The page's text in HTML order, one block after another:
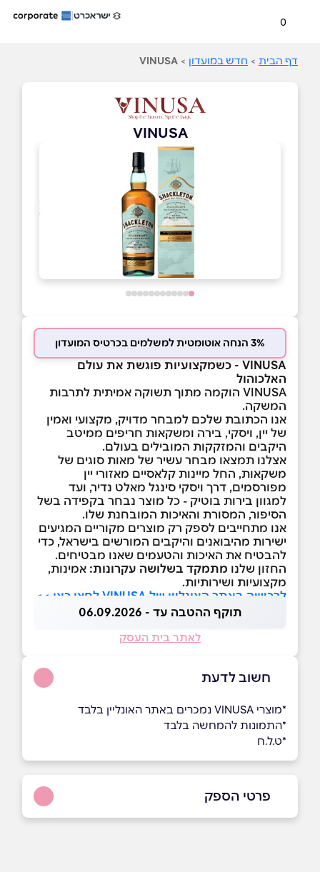
0
דף הבית > חדש במועדון >
VINUSA
VINUSA
3% הנחה אוטומטית למשלמים בכרטיס המועדון
VINUSA - כשמקצועיות פוגשת את עולם
האלכוהול
VINUSA הוקמה מתוך תשוקה אמיתית לתרבות
המשקה.
אנו הכתובת שלכם למבחר מדויק, מקצועי ואמין
של יין, ויסקי, בירה ומשקאות חריפים ממיטב
היקבים והמזקקות המובילים בעולם.
אצלנו תמצאו מבחר עשיר של מאות סוגים של
משקאות, החל מיינות קלאסיים מאזורי יין
מפורסמים, דרך ויסקי סינגל מאלט נדיר, ועד
למגוון בירות בוטיק - כל מוצר נבחר בקפידה בשל
הסיפור, המסורת והאיכות המובחנת שלו.
אנו מתחייבים לספק רק מוצרים מקוריים המגיעים
ישירות מהיבואנים והיקבים המורשים בישראל, כדי
להבטיח את האיכות והטעמים שאנו מבטיחים.
החזון שלנו מתמקד בשלושה עקרונות: אמינות,
מקצועיות ושירותיות.
לרכישה באתר האונליין של VINUSA לחצו כאן >>
תוקף ההטבה עד - 06.09.2026
לאתר בית העסק
חשוב לדעת
ָ*מוצרי VINUSA נמכרים באתר האונליין בלבד
*התמונות להמחשה בלבד
*ט.ל.ח
פרטי הספק